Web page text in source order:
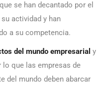
que se han decantado por el
actividad y han
a su competencia.
del mundo empresarial y
lo que las empresas de
del mundo deben abarcar